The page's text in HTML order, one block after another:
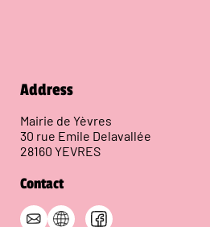
Address
Mairie de Yèvres
30 rue Emile Delavallée
28160 YEVRES
Contact